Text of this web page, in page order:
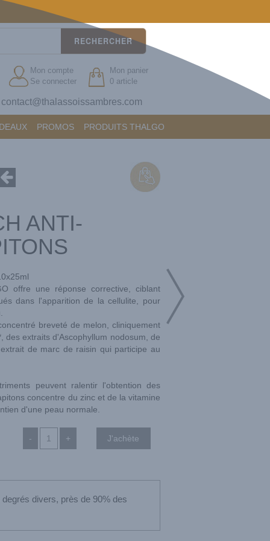
PROMOS PRODUITS THALGO
contact@thalassoissambres.com
RECHERCHER
Mon compte
Se connecter
Mon panier
0 article
ANTI-
offre une réponse corrective, ciblant
dans l'apparition de la cellulite, pour
breveté de melon, cliniquement
des extraits d'Ascophyllum nodosum, de
de marc de raisin qui participe au
peuvent ralentir l'obtention des
concentre du zinc et de la vitamine
d'une peau normale.
- +
divers, près de 90% des